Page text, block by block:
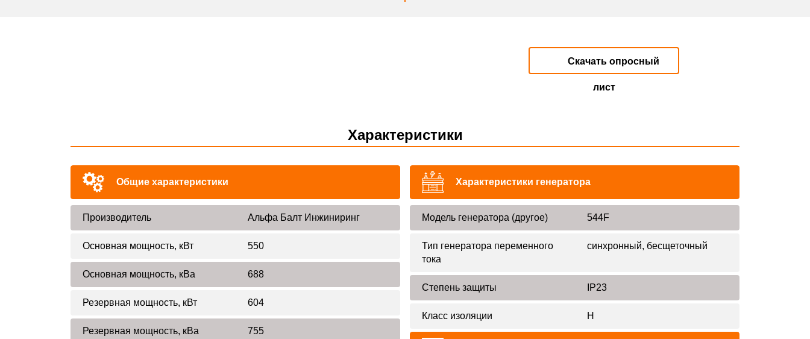
Скачать опросный
лист
Характеристики
Общие характеристики
Производитель Альфа Балт Инжиниринг
Основная мощность, кВт 550
Основная мощность, кВа 688
Резервная мощность, кВт 604
Резервная мощность, кВа 755
Характеристики генератора
Модель генератора (другое) 544F
Тип генератора переменного
тока
синхронный, бесщеточный
Степень защиты IP23
Класс изоляции H